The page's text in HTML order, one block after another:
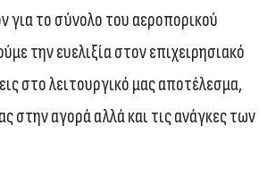
για το σύνολο του αεροπορικού
την ευελιξία στον επιχειρησιακό
στο λειτουργικό μας αποτέλεσμα,
αγορά αλλά και τις ανάγκες των